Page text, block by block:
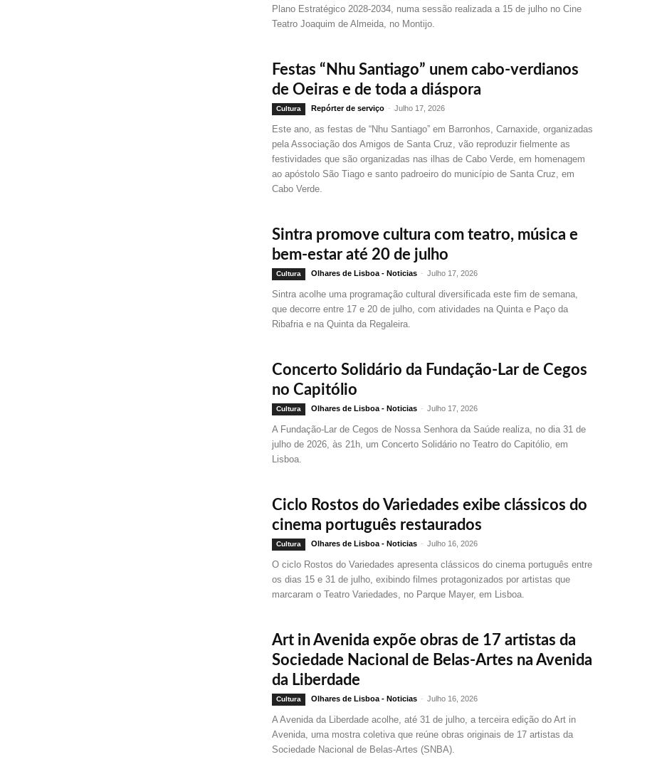
Plano Estratégico 2028-2034, numa sessão realizada a 15 de julho no Cine
Teatro Joaquim de Almeida, no Montijo.
Festas “Nhu Santiago” unem cabo-verdianos
de Oeiras e de toda a diáspora
Cultura Repórter de serviço - Julho 17, 2026
Este ano, as festas de “Nhu Santiago” em Barronhos, Carnaxide, organizadas
pela Associação dos Amigos de Santa Cruz, vão reproduzir fielmente as
festividades que são organizadas nas ilhas de Cabo Verde, em homenagem
ao apóstolo São Tiago e santo padroeiro do município de Santa Cruz, em
Cabo Verde.
Sintra promove cultura com teatro, música e
bem-estar até 20 de julho
Cultura Olhares de Lisboa - Noticias - Julho 17, 2026
Sintra acolhe uma programação cultural diversificada este fim de semana,
que decorre entre 17 e 20 de julho, com atividades na Quinta e Paço da
Ribafria e na Quinta da Regaleira.
Concerto Solidário da Fundação-Lar de Cegos
no Capitólio
Cultura Olhares de Lisboa - Noticias - Julho 17, 2026
A Fundação-Lar de Cegos de Nossa Senhora da Saúde realiza, no dia 31 de
julho de 2026, às 21h, um Concerto Solidário no Teatro do Capitólio, em
Lisboa.
Ciclo Rostos do Variedades exibe clássicos do
cinema português restaurados
Cultura Olhares de Lisboa - Noticias - Julho 16, 2026
O ciclo Rostos do Variedades apresenta clássicos do cinema português entre
os dias 15 e 31 de julho, exibindo filmes protagonizados por artistas que
marcaram o Teatro Variedades, no Parque Mayer, em Lisboa.
Art in Avenida expõe obras de 17 artistas da
Sociedade Nacional de Belas-Artes na Avenida
da Liberdade
Cultura Olhares de Lisboa - Noticias - Julho 16, 2026
A Avenida da Liberdade acolhe, até 31 de julho, a terceira edição do Art in
Avenida, uma mostra coletiva que reúne obras originais de 17 artistas da
Sociedade Nacional de Belas-Artes (SNBA).